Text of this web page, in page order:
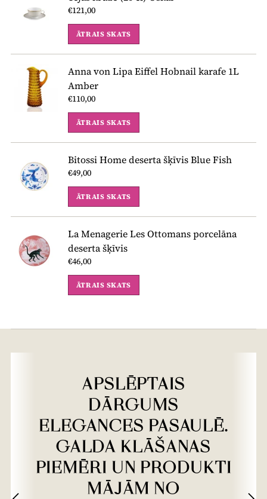
€121,00
ĀTRAIS SKATS
Anna von Lipa Eiffel Hobnail karafe 1L
Amber
€110,00
ĀTRAIS SKATS
Bitossi Home deserta šķīvis Blue Fish
€49,00
ĀTRAIS SKATS
La Menagerie Les Ottomans porcelāna
deserta šķīvis
€46,00
ĀTRAIS SKATS
APSLĒPTAIS
DĀRGUMS
ELEGANCES PASAULĒ.
GALDA KLĀŠANAS
PIEMĒRI UN PRODUKTI
MĀJĀM NO